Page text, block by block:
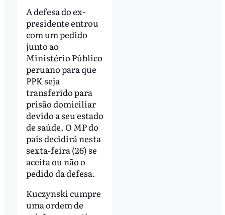
A defesa do ex-
presidente entrou
com um pedido
junto ao
Ministério Público
peruano para que
PPK seja
transferido para
prisão domiciliar
devido a seu estado
de saúde. O MP do
país decidirá nesta
sexta-feira (26) se
aceita ou não o
pedido da defesa.
Kuczynski cumpre
uma ordem de